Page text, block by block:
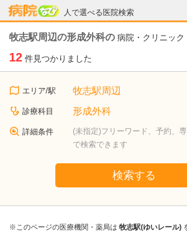
人で選べる医院検索
病院なび
牧志駅周辺の形成外科の 病院・クリニック
12 件見つかりました
エリア/駅 牧志駅周辺
診療科目 形成外科
詳細条件
(未指定)フリーワード、予約、
で検索できます
検索する
※このページの医療機関・薬局は 牧志駅(ゆいレール)